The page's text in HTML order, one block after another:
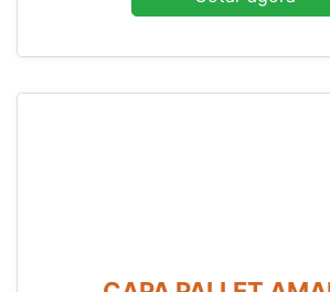
O capacete de segurança EPI (Equipamento de